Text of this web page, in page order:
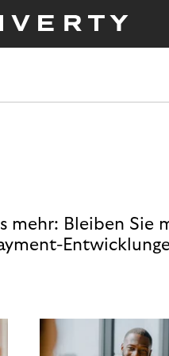
mehr: Bleiben Sie